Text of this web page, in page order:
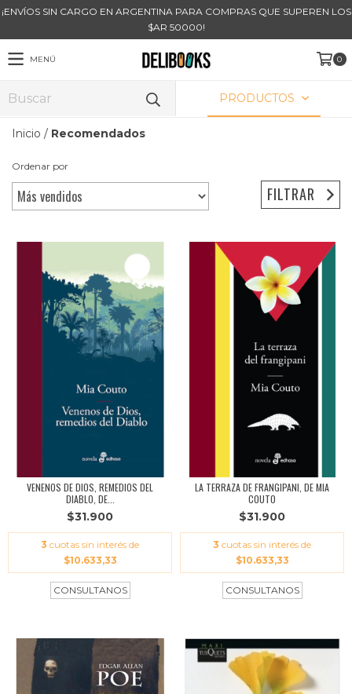
¡ENVÍOS SIN CARGO EN ARGENTINA PARA COMPRAS QUE SUPEREN LOS
$AR 50000!
MENÚ 0
PRODUCTOS
Inicio / Recomendados
Ordenar por
FILTRAR
VENENOS DE DIOS, REMEDIOS DEL
DIABLO, DE...
$31.900
3 cuotas sin interés de
$10.633,33
LA TERRAZA DE FRANGIPANI, DE MIA
COUTO
$31.900
3 cuotas sin interés de
$10.633,33